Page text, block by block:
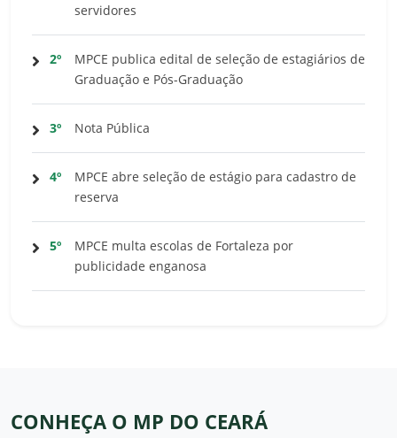
servidores
2º
MPCE publica edital de seleção de estagiários de
Graduação e Pós-Graduação
3º Nota Pública
4º
MPCE abre seleção de estágio para cadastro de
reserva
5º
MPCE multa escolas de Fortaleza por
publicidade enganosa
CONHEÇA O MP DO CEARÁ